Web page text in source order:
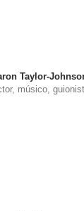
Taylor-
músico,